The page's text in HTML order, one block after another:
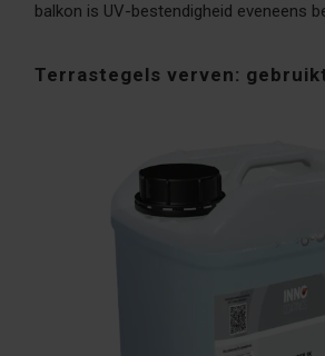
balkon is UV-bestendigheid eveneens
Terrastegels verven: